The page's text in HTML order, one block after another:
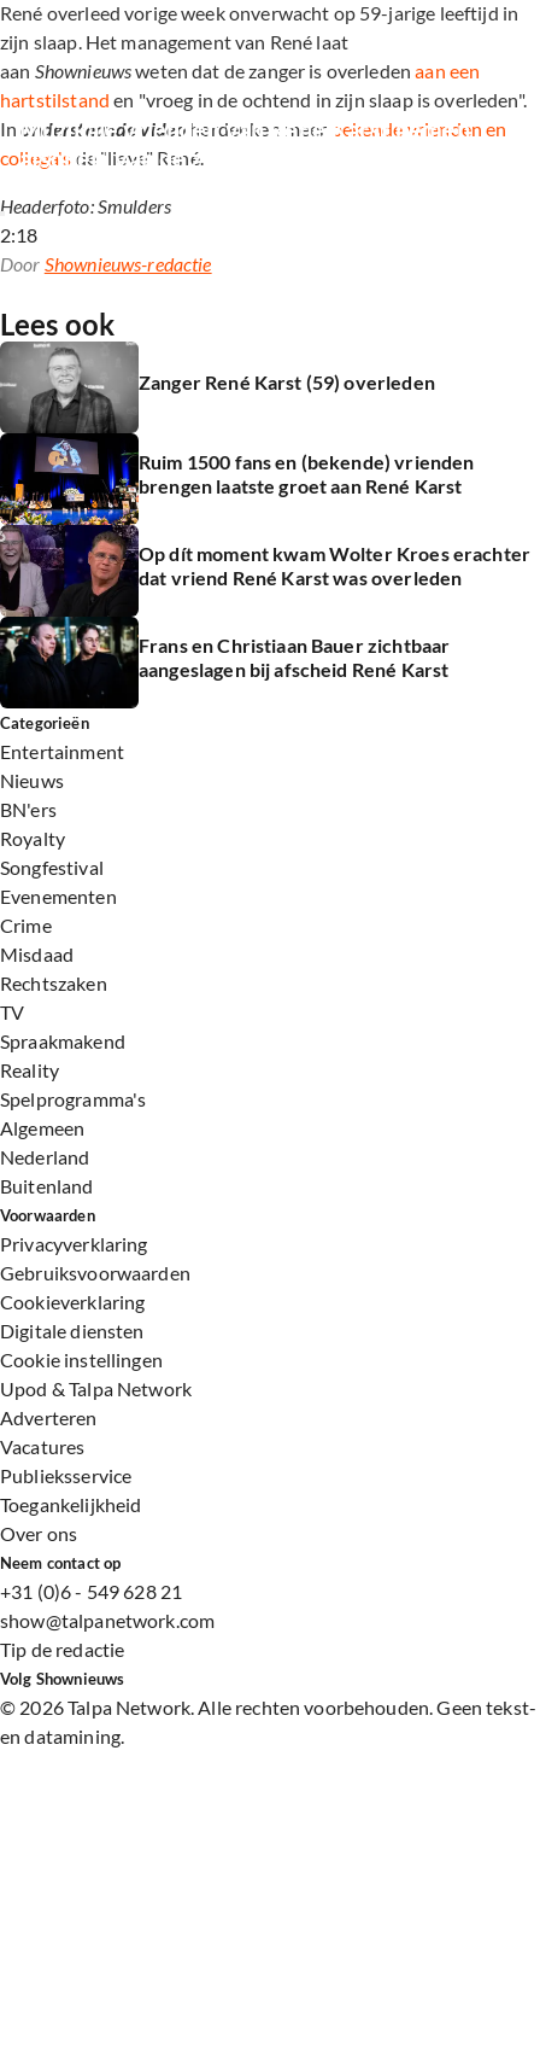
René overleed vorige week onverwacht op 59-jarige leeftijd in
zijn slaap. Het management van René laat
aan Shownieuwsweten dat de zanger is overledenaan een
hartstilstand en "vroeg in de ochtend in zijn slaap is overleden".
In onderstaande video herdenken meer bekende vrienden en
collega's de "lieve" René.
2:18
Muzikale vrienden van René Karst nemen
afscheid van de zanger
Headerfoto: Smulders
Door Shownieuws-redactie
Lees ook
Zanger René Karst (59) overleden
Ruim 1500 fans en (bekende) vrienden
brengen laatste groet aan René Karst
Op dít moment kwam Wolter Kroes erachter
dat vriend René Karst was overleden
Frans en Christiaan Bauer zichtbaar
aangeslagen bij afscheid René Karst
Categorieën
Entertainment
Nieuws
BN'ers
Royalty
Songfestival
Evenementen
Crime
Misdaad
Rechtszaken
TV
Spraakmakend
Reality
Spelprogramma's
Algemeen
Nederland
Buitenland
Voorwaarden
Privacyverklaring
Gebruiksvoorwaarden
Cookieverklaring
Digitale diensten
Cookie instellingen
Upod & Talpa Network
Adverteren
Vacatures
Publieksservice
Toegankelijkheid
Over ons
Neem contact op
+31 (0)6 - 549 628 21
show@talpanetwork.com
Tip de redactie
Volg Shownieuws
© 2026 Talpa Network. Alle rechten voorbehouden. Geen tekst-
en datamining.